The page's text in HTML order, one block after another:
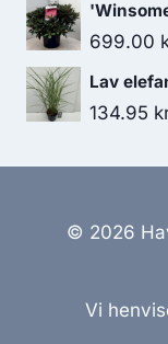
699.00
Lav
134.95
© 2026
Vi